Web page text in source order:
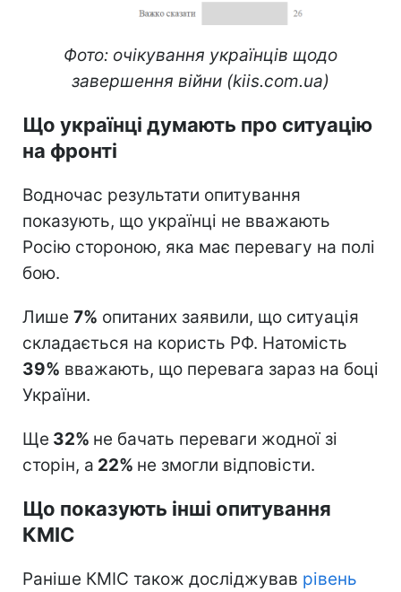
Фото: очікування українців щодо
завершення війни (kiis.com.ua)
Що українці думають про ситуацію
на фронті
Водночас результати опитування
показують, що українці не вважають
Росію стороною, яка має перевагу на полі
бою.
Лише 7% опитаних заявили, що ситуація
складається на користь РФ. Натомість
39% вважають, що перевага зараз на боці
України.
Ще 32% не бачать переваги жодної зі
сторін, а 22% не змогли відповісти.
Що показують інші опитування
КМІС
Раніше КМІС також досліджував рівень